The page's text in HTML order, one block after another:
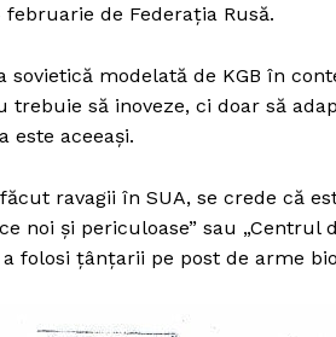
de Federația Rusă.
sovietică modelată de KGB în
să inoveze, ci doar să
este aceeași.
ravagii în SUA, se crede că
noi și periculoase” sau „Centrul
folosi țânțarii pe post de arme